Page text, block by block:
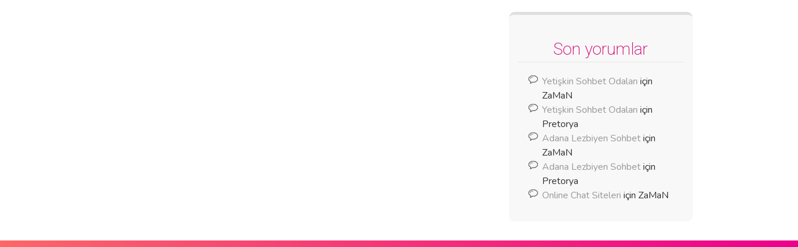
Son yorumlar
Yetişkin Sohbet Odaları için
ZaMaN
Yetişkin Sohbet Odaları için
Pretorya
Adana Lezbiyen Sohbetiçin
ZaMaN
Adana Lezbiyen Sohbetiçin
Pretorya
Online Chat Siteleri için ZaMaN